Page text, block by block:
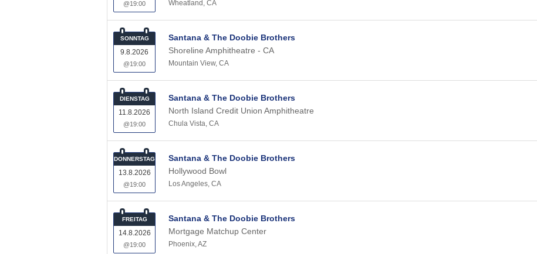
Wheatland , CA
@19:00
Santana & The Doobie Brothers
Shoreline Amphitheatre - CA
Mountain View, CA
SONNTAG
9.8.2026
@19:00
Santana & The Doobie Brothers
North Island Credit Union Amphitheatre
Chula Vista, CA
DIENSTAG
11.8.2026
@19:00
Santana & The Doobie Brothers
Hollywood Bowl
Los Angeles, CA
DONNERSTAG
13.8.2026
@19:00
Santana & The Doobie Brothers
Mortgage Matchup Center
Phoenix,AZ
FREITAG
14.8.2026
@19:00